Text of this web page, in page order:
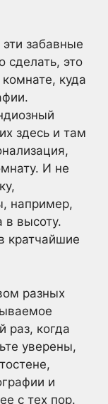
эти забавные
сделать, это
куда
здесь и там
И не
например,
в высоту.
кратчайшие
разных
когда
уверены,
и
с тех пор.